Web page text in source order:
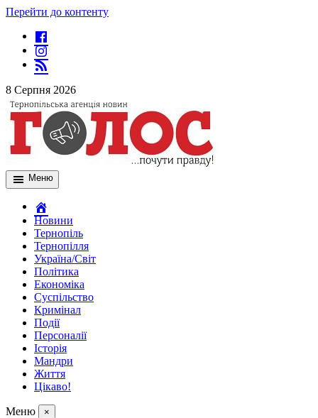
Перейти до контенту
8 Серпня 2026
Меню
Новини
Тернопіль
Тернопілля
Україна/Світ
Політика
Економіка
Суспільство
Кримінал
Події
Персоналії
Історія
Мандри
Життя
Цікаво!
Меню ×